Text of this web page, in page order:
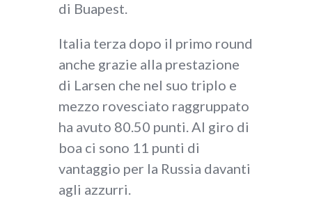
di Buapest.
Italia terza dopo il primo round
anche grazie alla prestazione
di Larsen che nel suo triplo e
mezzo rovesciato raggruppato
ha avuto 80.50 punti. Al giro di
boa ci sono 11 punti di
vantaggio per la Russia davanti
agli azzurri.